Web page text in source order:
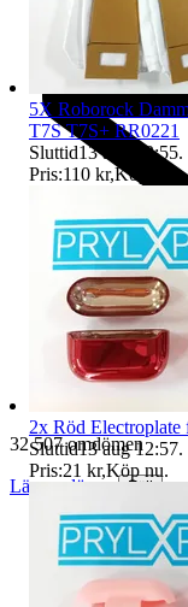
32 507 omdömen
Läs omdömen Följ
5X Roborock
T7S T7S+ RR0221
Sluttid13 aug 12:55.
Pris:110 kr,Köp nu .
2x Röd
Sluttid13 aug 12:57.
Pris:21 kr,Köp nu.